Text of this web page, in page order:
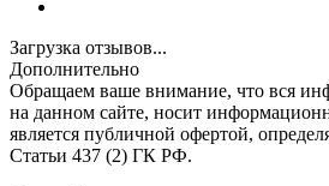
Загрузка отзывов...
Дополнительно
Обращаем ваше внимание, что вся
на данном сайте, носит
является публичной офертой,
Статьи 437 (2) ГК РФ.